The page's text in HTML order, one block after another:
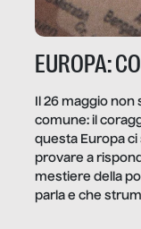
EUROPA:
Il 26 maggio
comune: il
questa Europa ci
provare a
mestiere della
parla e che